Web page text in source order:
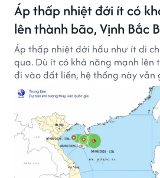
Áp thấp nhiệt đới ít có
lên thành bão, Vịnh Bắc
Áp thấp nhiệt đới hầu như ít di
qua. Dù ít có khả năng mạnh lên
đi vào đất liền, hệ thống này vẫn
lớn trên nhiều vùng biển.